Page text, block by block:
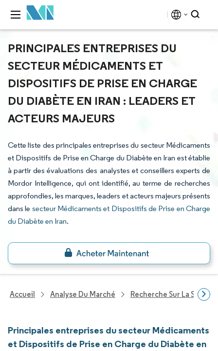
PRINCIPALES ENTREPRISES DU
SECTEUR MÉDICAMENTS ET
DISPOSITIFS DE PRISE EN CHARGE
DU DIABÈTE EN IRAN : LEADERS ET
ACTEURS MAJEURS
Cette liste des principales entreprises du secteur Médicaments
et Dispositifs de Prise en Charge du Diabète en Iran est établie
à partir des évaluations des analystes et conseillers experts de
Mordor Intelligence, qui ont identifié, au terme de recherches
approfondies, les marques, leaders et acteurs majeurs présents
dans le secteur Médicaments et Dispositifs de Prise en Charge
du Diabète en Iran.
Accueil Analyse Du Marché Recherche Sur La Santé
Principales entreprises du secteur Médicaments
et Dispositifs de Prise en Charge du Diabète en